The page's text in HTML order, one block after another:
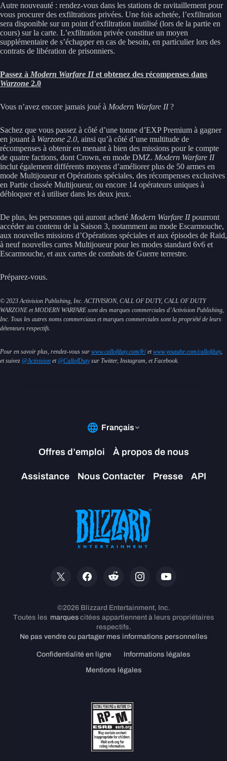
Autre nouveauté : rendez-vous dans les stations de ravitaillement pour
vous procurer des exfiltrations privées. Une fois achetée, l’exfiltration
sera disponible sur un point d’exfiltration inutilisé (lors de la partie en
cours) sur la carte. L’exfiltration privée constitue un moyen
supplémentaire de s’échapper en cas de besoin, en particulier lors des
contrats de libération de prisonniers.
Passez à Modern Warfare IIet obtenez des récompenses dans
Warzone 2.0
Vous n’avez encore jamais joué à Modern Warfare II?
Sachez que vous passez à côté d’une tonne d’EXP Premium à gagner
en jouant à Warzone 2.0, ainsi qu’à côté d’une multitude de
récompenses à obtenir en menant à bien des missions pour le compte
de quatre factions, dont Crown, en mode DMZ. Modern Warfare II
inclut également différents moyens d’améliorer plus de 50 armes en
mode Multijoueur et Opérations spéciales, des récompenses exclusives
en Partie classée Multijoueur, ou encore 14 opérateurs uniques à
débloquer et à utiliser dans les deux jeux.
De plus, les personnes qui auront acheté Modern Warfare IIpourront
accéder au contenu de la Saison 3, notamment au mode Escarmouche,
aux nouvelles missions d’Opérations spéciales et aux épisodes de Raid,
à neuf nouvelles cartes Multijoueur pour les modes standard 6v6 et
Escarmouche, et aux cartes de combats de Guerre terrestre.
Préparez-vous.
© 2023 Activision Publishing, Inc. ACTIVISION, CALL OF DUTY, CALL OF DUTY
WARZONE et MODERN WARFARE sont des marques commerciales d’Activision Publishing,
Inc. Tous les autres noms commerciaux et marques commerciales sont la propriété de leurs
détenteurs respectifs.
Pour en savoir plus, rendez-vous sur www.callofduty.com/fr/etwww.youtube.com/callofduty,
et suivez @Activision et@CallofDutysur Twitter, Instagram, et Facebook.